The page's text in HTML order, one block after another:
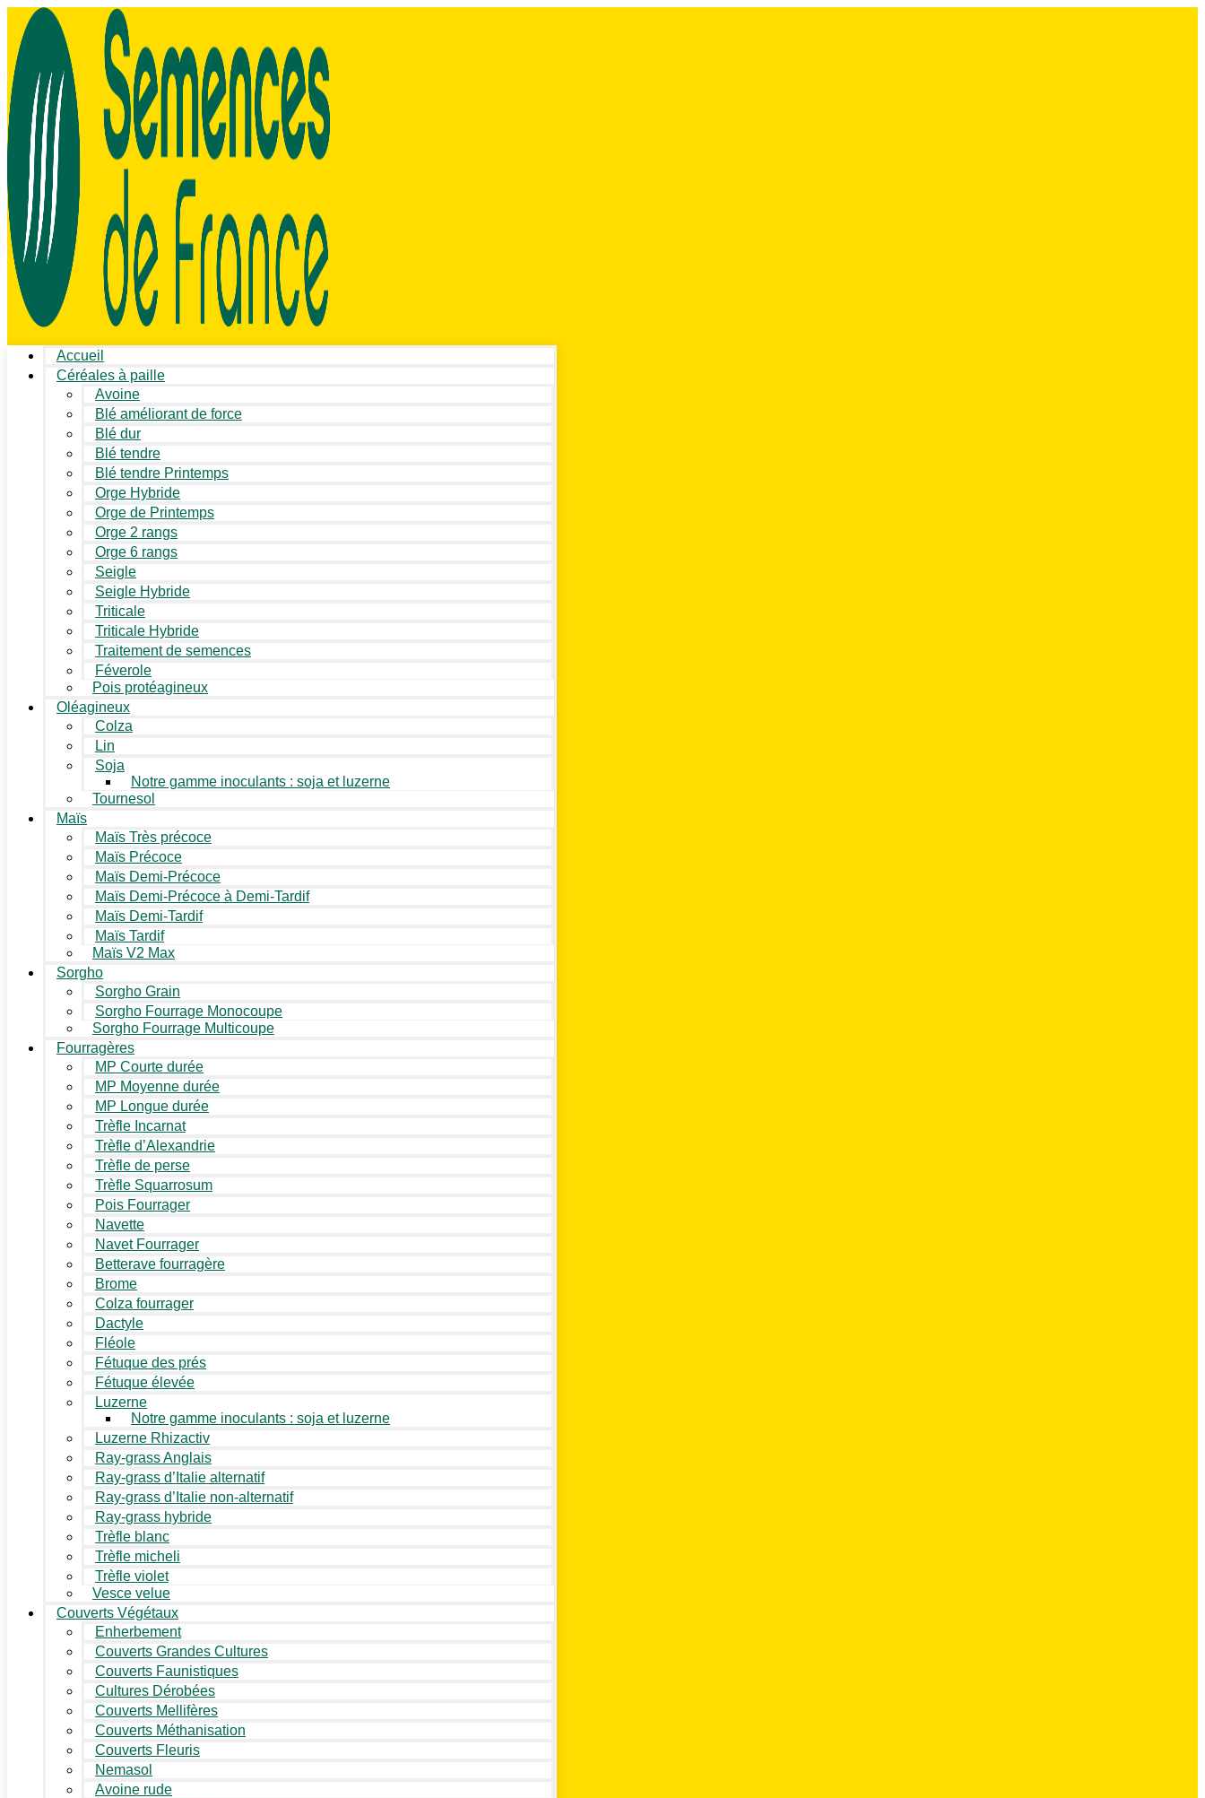
Accueil
Céréales à paille
Avoine
Blé améliorant de force
Blé dur
Blé tendre
Blé tendre Printemps
Orge Hybride
Orge de Printemps
Orge 2 rangs
Orge 6 rangs
Seigle
Seigle Hybride
Triticale
Triticale Hybride
Traitement de semences
Féverole
Pois protéagineux
Oléagineux
Colza
Lin
Soja
Notre gamme inoculants : soja et luzerne
Tournesol
Maïs
Maïs Très précoce
Maïs Précoce
Maïs Demi-Précoce
Maïs Demi-Précoce à Demi-Tardif
Maïs Demi-Tardif
Maïs Tardif
Maïs V2 Max
Sorgho
Sorgho Grain
Sorgho Fourrage Monocoupe
Sorgho Fourrage Multicoupe
Fourragères
MP Courte durée
MP Moyenne durée
MP Longue durée
Trèfle Incarnat
Trèfle d’Alexandrie
Trèfle de perse
Trèfle Squarrosum
Pois Fourrager
Navette
Navet Fourrager
Betterave fourragère
Brome
Colza fourrager
Dactyle
Fléole
Fétuque des prés
Fétuque élevée
Luzerne
Notre gamme inoculants : soja et luzerne
Luzerne Rhizactiv
Ray-grass Anglais
Ray-grass d’Italie alternatif
Ray-grass d’Italie non-alternatif
Ray-grass hybride
Trèfle blanc
Trèfle micheli
Trèfle violet
Vesce velue
Couverts Végétaux
Enherbement
Couverts Grandes Cultures
Couverts Faunistiques
Cultures Dérobées
Couverts Mellifères
Couverts Méthanisation
Couverts Fleuris
Nemasol
Avoine rude